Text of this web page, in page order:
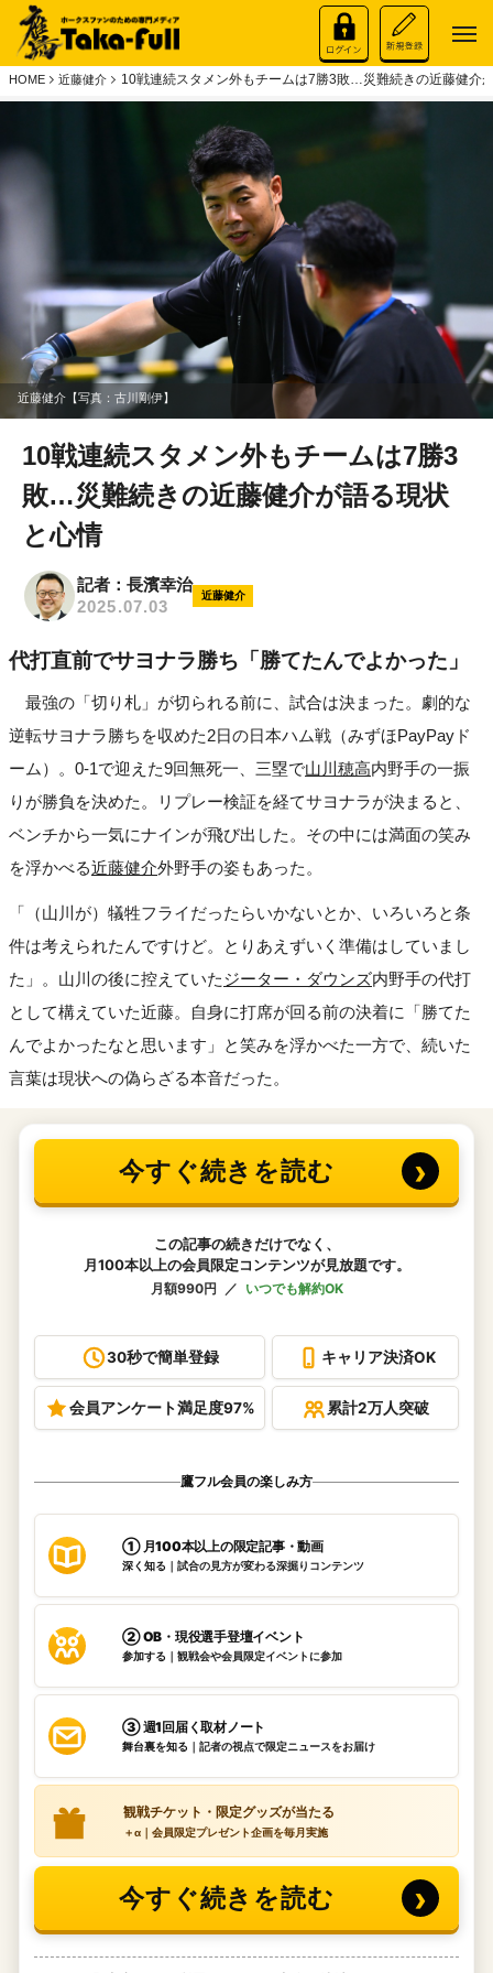
HOME 近藤健介 10戦連続スタメン外もチームは7勝3敗…災難続きの近藤健介
近藤健介【写真：古川剛伊】
10戦連続スタメン外もチームは7勝3
敗…災難続きの近藤健介が語る現状
と心情
記者：長濱幸治
2025.07.03
近藤健介
代打直前でサヨナラ勝ち「勝てたんでよかった」
最強の「切り札」が切られる前に、試合は決まった。劇的な
逆転サヨナラ勝ちを収めた2日の日本ハム戦（みずほPayPayド
ーム）。0-1で迎えた9回無死一、三塁で山川穂高内野手の一振
りが勝負を決めた。リプレー検証を経てサヨナラが決まると、
ベンチから一気にナインが飛び出した。その中には満面の笑み
を浮かべる近藤健介外野手の姿もあった。
「（山川が）犠牲フライだったらいかないとか、いろいろと条
件は考えられたんですけど。とりあえずいく準備はしていまし
た」。山川の後に控えていたジーター・ダウンズ内野手の代打
として構えていた近藤。自身に打席が回る前の決着に「勝てた
んでよかったなと思います」と笑みを浮かべた一方で、続いた
言葉は現状への偽らざる本音だった。